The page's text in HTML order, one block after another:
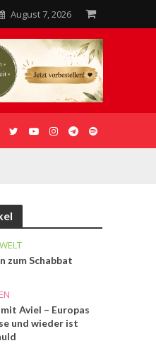
August 7, 2026
zum Schabbat
Aviel – Europas
und wieder ist